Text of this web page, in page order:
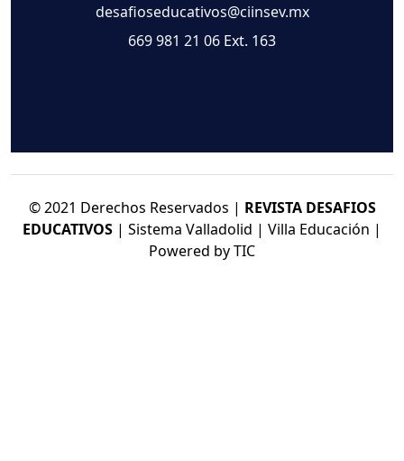
desafioseducativos@ciinsev.mx
669 981 21 06 Ext. 163
© 2021 Derechos Reservados | REVISTA DESAFIOS
EDUCATIVOS | Sistema Valladolid | Villa Educación |
Powered by TIC